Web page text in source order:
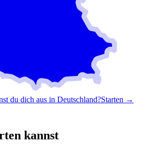
du dich aus in Deutschland?Starten →
kannst